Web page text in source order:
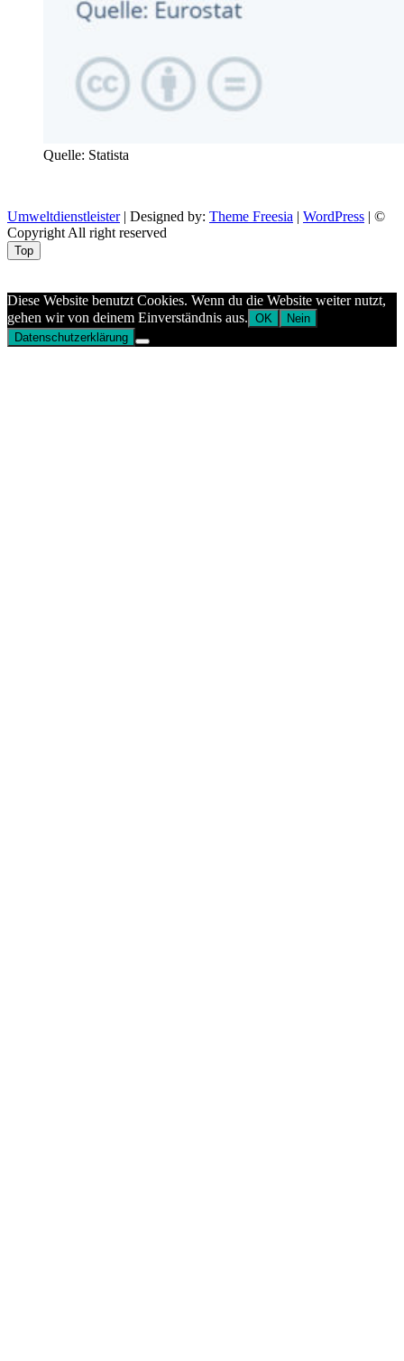
Quelle: Statista
Umweltdienstleister| Designed by: Theme Freesia | WordPress | ©
Copyright All right reserved
Top
Diese Website benutzt Cookies. Wenn du die Website weiter nutzt,
gehen wir von deinem Einverständnis aus. OK
Nein
Datenschutzerklärung